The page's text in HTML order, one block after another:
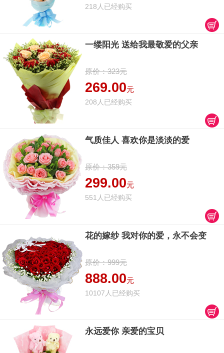
218人已经购买
一缕阳光 送给我最敬爱的父亲
原价：323元
269.00元
208人已经购买
气质佳人 喜欢你是淡淡的爱
原价：359元
299.00元
551人已经购买
花的嫁纱 我对你的爱，永不会变
原价：999元
888.00元
10107人已经购买
永远爱你 亲爱的宝贝